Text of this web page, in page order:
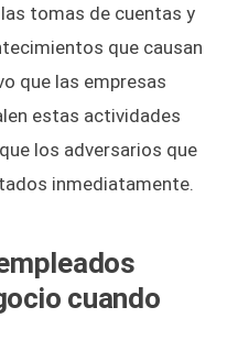
tomas de cuentas y
que causan
que las empresas
estas actividades
los adversarios que
inmediatamente.
cuando